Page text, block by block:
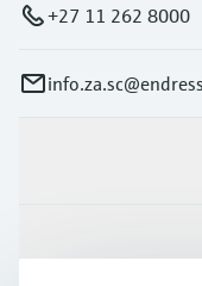
+27 11 262 8000